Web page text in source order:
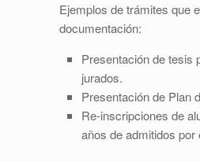
Ejemplos de trámites que
documentación:
Presentación de tesis
jurados.
Presentación de Plan
Re-inscripciones de
años de admitidos por